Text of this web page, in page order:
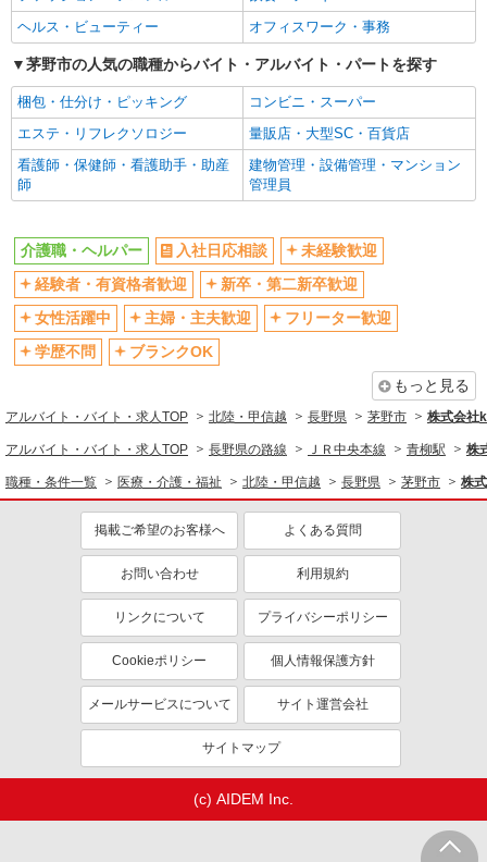
ヘルス・ビューティー
オフィスワーク・事務
茅野市の人気の職種からバイト・アルバイト・パートを探す
梱包・仕分け・ピッキング
コンビニ・スーパー
エステ・リフレクソロジー
量販店・大型SC・百貨店
看護師・保健師・看護助手・助産
師
建物管理・設備管理・マンション
管理員
介護職・ヘルパー 入社日応相談
未経験歓迎
経験者・有資格者歓迎
新卒・第二新卒歓迎
女性活躍中
主婦・主夫歓迎
フリーター歓迎
学歴不問
ブランクOK
もっと見る
アルバイト・バイト・求人TOP 北陸・甲信越 長野県 茅野市 株式会社
アルバイト・バイト・求人TOP 長野県の路線 ＪＲ中央本線 青柳駅 株
職種・条件一覧 医療・介護・福祉 北陸・甲信越 長野県 茅野市 株
掲載ご希望のお客様へ よくある質問
お問い合わせ 利用規約
リンクについて プライバシーポリシー
Cookieポリシー 個人情報保護方針
メールサービスについて サイト運営会社
サイトマップ
(c) AIDEM Inc.